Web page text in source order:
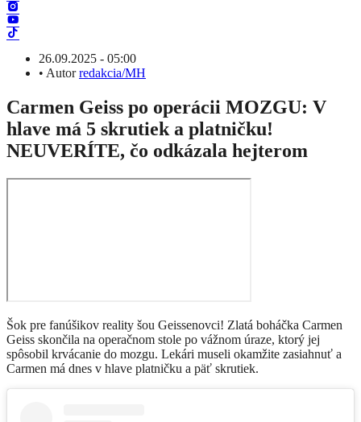
26.09.2025 - 05:00
• Autorredakcia/MH
Carmen Geiss po operácii MOZGU: V
hlave má 5 skrutiek a platničku!
NEUVERÍTE, čo odkázala hejterom
Šok pre fanúšikov reality šou Geissenovci! Zlatá boháčka Carmen
Geiss skončila na operačnom stole po vážnom úraze, ktorý jej
spôsobil krvácanie do mozgu. Lekári museli okamžite zasiahnuť a
Carmen má dnes v hlave platničku a päť skrutiek.